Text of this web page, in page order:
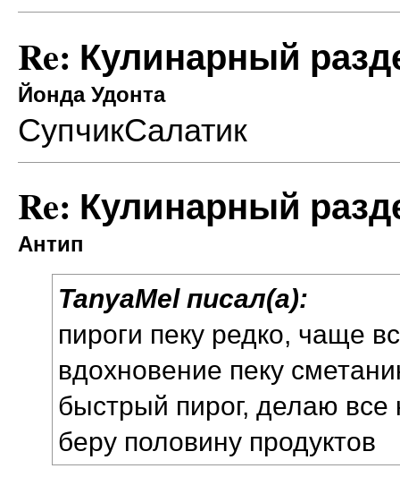
Re: Кулинарный
Йонда Удонта
СупчикСалатик
Re: Кулинарный
Антип
TanyaMel писал(а):
пироги пеку редко, чаще
вдохновение пеку
быстрый пирог, делаю все
беру половину продуктов